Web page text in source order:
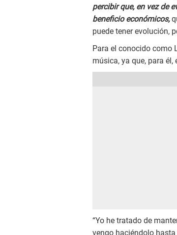
percibir que, en vez de
beneficio económicos,
puede tener evolución,
Para el conocido como
música, ya que, para
“Yo he tratado de
vengo haciéndolo